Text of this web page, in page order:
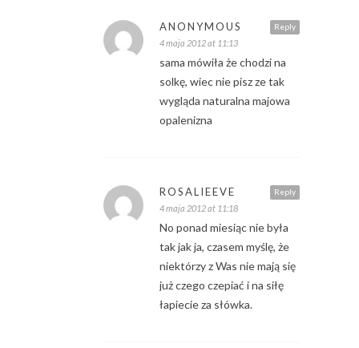
Reply
ANONYMOUS
4 maja 2012 at 11:13
sama mówiła że chodzi na
solkę, wiec nie pisz ze tak
wygląda naturalna majowa
opalenizna
Reply
ROSALIEEVE
4 maja 2012 at 11:18
No ponad miesiąc nie była
tak jak ja, czasem myślę, że
niektórzy z Was nie mają się
już czego czepiać i na siłę
łapiecie za słówka.